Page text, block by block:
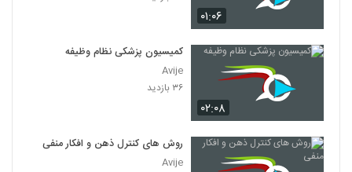
۰۱:۰۶
۰۲:۰۸
کمیسیون پزشکی نظام وظیفه
Avije
۳۶ بازدید
روش های کنترل ذهن و افکار منفی
Avije